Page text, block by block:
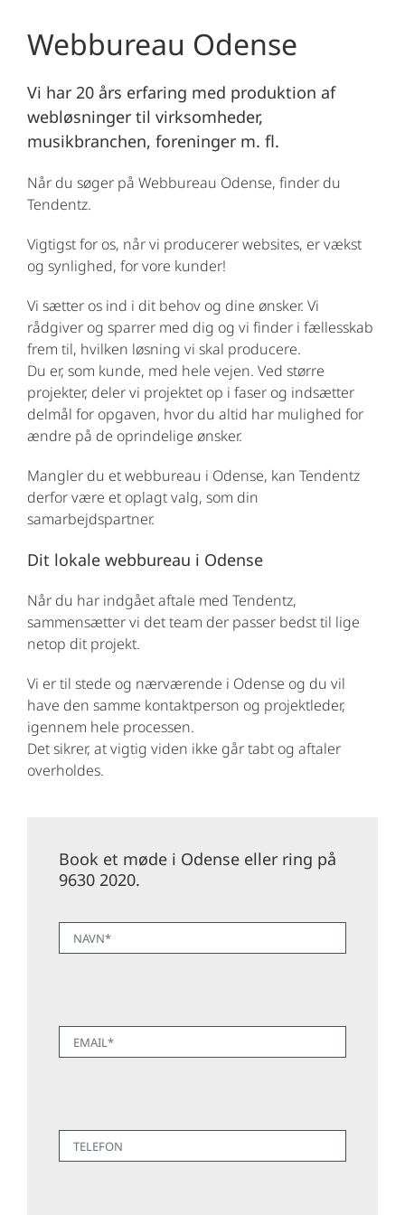
Webbureau Odense
Vi har 20 års erfaring med produktion af
webløsninger til virksomheder,
musikbranchen, foreninger m. fl.
Når du søger på Webbureau Odense, finder du
Tendentz.
Vigtigst for os, når vi producerer websites, er vækst
og synlighed, for vore kunder!
Vi sætter os ind i dit behov og dine ønsker. Vi
rådgiver og sparrer med dig og vi finder i fællesskab
frem til, hvilken løsning vi skal producere.
Du er, som kunde, med hele vejen. Ved større
projekter, deler vi projektet op i faser og indsætter
delmål for opgaven, hvor du altid har mulighed for
ændre på de oprindelige ønsker.
Mangler du et webbureau i Odense, kan Tendentz
derfor være et oplagt valg, som din
samarbejdspartner.
Dit lokale webbureau i Odense
Når du har indgået aftale med Tendentz,
sammensætter vi det team der passer bedst til lige
netop dit projekt.
Vi er til stede og nærværende i Odense og du vil
have den samme kontaktperson og projektleder,
igennem hele processen.
Det sikrer, at vigtig viden ikke går tabt og aftaler
overholdes.
Book et møde i Odense eller ring på
9630 2020.